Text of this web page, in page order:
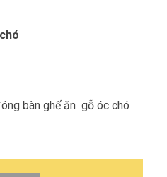
bàn ghế ăn gỗ óc chó